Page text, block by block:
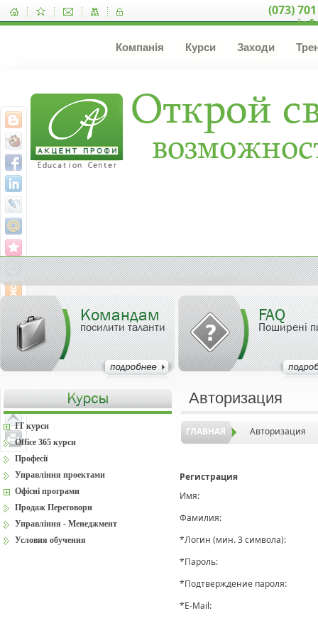
(073)
Компанія Курси Заходи
Командам
посилити таланти
FAQ
Поширені
Авторизация
ГЛАВНАЯ Авторизация
Регистрация
Имя:
Фамилия:
*Логин (мин. 3 символа):
*Пароль:
*Подтверждение пароля:
*E-Mail:
IT курси
Office 365 курси
Професії
Управління проектами
Офісні програми
Продаж Переговори
Управління - Менеджмент
Условия обучения